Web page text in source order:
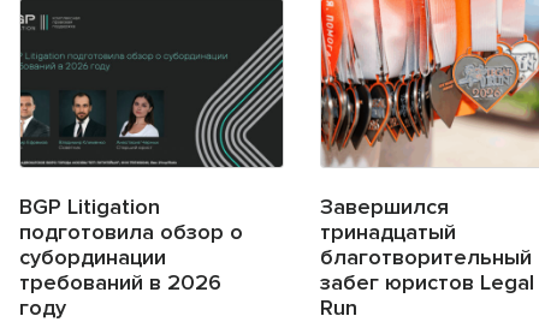
BGP Litigation
подготовила обзор о
субординации
требований в 2026
году
Завершился
тринадцатый
благотворительный
забег юристов Legal
Run